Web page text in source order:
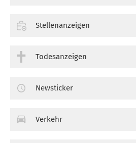
Stellenanzeigen
Todesanzeigen
Newsticker
Verkehr